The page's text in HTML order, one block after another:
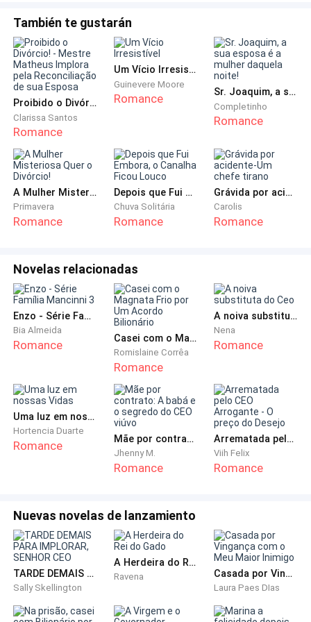
— Se mentir pra mim, pagará por cada palavra, e se
não sabe quem sou, saiba que fiquei conhecido por
não ter piedade! — o homem de olhos arregalados,
ergueu as mãos e disse:
— Eu vim para o noivado do meu primo, estou
atrasado, não pensei que ainda houvesse rixa entre a
fechou um acordo com o casamento. — Por um
momento me lembrei...
— Família Kim? Você é um membro da família Russa?
— Sim, apenas vim para o noivado... — meti um soco
no seu estômago.
— Eu só fiz uma pergunta agora, não duas! — me
encarou, mas logo abaixou a cabeça. Hoje é o noivado
de Maria Eduarda Strondda, a filha do antigo
consigliere, irmã de Enzo Duarte.
Balancei a cabeça, me lembrando a forma como ela
me rejeitou e me humilhou quando me aproximei há
quatro anos, com certeza está feliz agora, se
casando com alguém do seu nível, porque só adquiri
Desviei meus pensamentos quando lembrei o quanto
esse casamento era propício para a máfia, já que essa
jovem só trouxe problemas com suas aventuras
amorosas, enquanto estava prometida ao membro da
família Kim.
También te gustarán
Proibido o Divórcio! - Mestre Matheus Implora pela Reconciliação de sua Esposa
Clarissa Santos
Romance
Um Vício Irresistível
Guinevere Moore
Romance Sr. Joaquim, a sua esposa é a mulher daquela noite!
Completinho
Romance
A Mulher Misteriosa Quer o Divórcio!
Primavera
Romance
Depois que Fui Embora, o Canalha Ficou Louco
Chuva Solitária
Romance
Grávida por acidente-Um chefe tirano
Carolis
Romance
Novelas relacionadas
Enzo - Série Família Mancinni 3
Bia Almeida
Romance Casei com o Magnata Frio por Um Acordo Bilionário
Romislaine Corrêa
Romance
A noiva substituta do Ceo
Nena
Romance
Uma luz em nossas Vidas
Hortencia Duarte
Romance Mãe por contrato: A babá e o segredo do CEO viúvo
Jhenny M.
Romance
Arrematada pelo CEO Arrogante - O preço do Desejo
Viih Felix
Romance
Nuevas novelas de lanzamiento
TARDE DEMAIS PARA IMPLORAR, SENHOR CEO
Sally Skellington
A Herdeira do Rei do Gado
Ravena Casada por Vingança com o Meu Maior Inimigo
Laura Paes DIas